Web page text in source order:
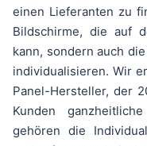
einen Lieferanten zu
Bildschirme, die auf
kann, sondern auch
individualisieren. Wir
Panel-Hersteller, der
Kunden
gehören die